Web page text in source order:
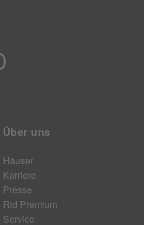
Über uns
Häuser
Karriere
Presse
Rid Premium
Service